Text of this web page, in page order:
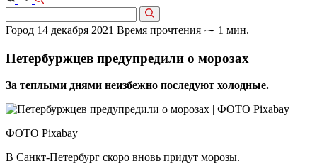
Город 14 декабря 2021 Время прочтения ⁓ 1 мин.
Петербуржцев предупредили о морозах
За теплыми днями неизбежно последуют холодные.
ФОТО Pixabay
В Санкт-Петербург скоро вновь придут морозы.